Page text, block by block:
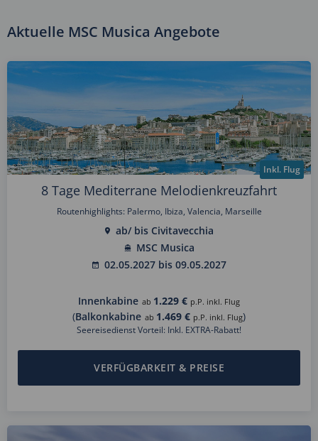
Aktuelle MSC Musica Angebote
Inkl. Flug
8 Tage Mediterrane Melodienkreuzfahrt
Routenhighlights: Palermo, Ibiza, Valencia, Marseille
ab/ bis Civitavecchia
MSC Musica
02.05.2027 bis 09.05.2027
Innenkabine ab 1.229 € p.P. inkl. Flug
(Balkonkabine ab 1.469 € p.P. inkl. Flug)
Seereisedienst Vorteil: Inkl. EXTRA-Rabatt!
VERFÜGBARKEIT & PREISE